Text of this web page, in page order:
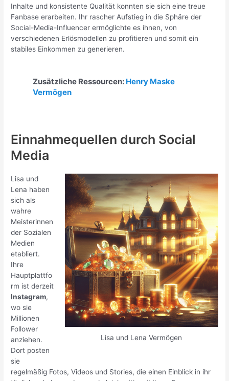
Inhalte und konsistente Qualität konnten sie sich eine treue
Fanbase erarbeiten. Ihr rascher Aufstieg in die Sphäre der
Social-Media-Influencer ermöglichte es ihnen, von
verschiedenen Erlösmodellen zu profitieren und somit ein
stabiles Einkommen zu generieren.
Zusätzliche Ressourcen: Henry Maske
Vermögen
Einnahmequellen durch Social
Media
Lisa und Lena Vermögen
Lisa und
Lena haben
sich als
wahre
Meisterinnen
der Sozialen
Medien
etabliert.
Ihre
Hauptplattfo
rm ist derzeit
Instagram,
wo sie
Millionen
Follower
anziehen.
Dort posten
sie
regelmäßig Fotos, Videos und Stories, die einen Einblick in ihr